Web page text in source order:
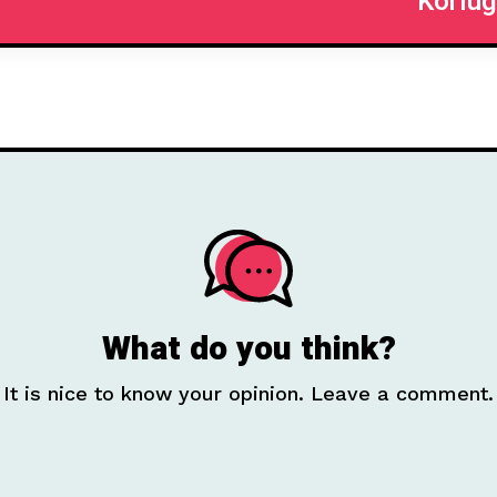
What do you think?
It is nice to know your opinion. Leave a comment.